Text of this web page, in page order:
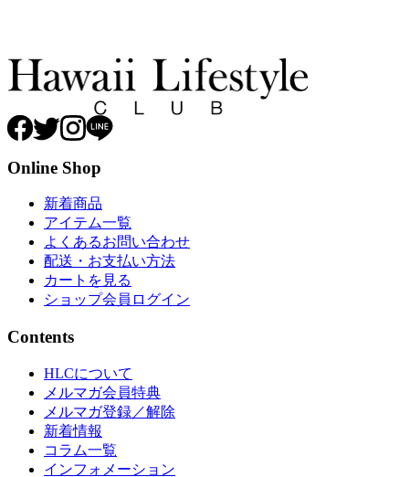
Online Shop
新着商品
アイテム一覧
よくあるお問い合わせ
配送・お支払い方法
カートを見る
ショップ会員ログイン
Contents
HLCについて
メルマガ会員特典
メルマガ登録／解除
新着情報
コラム一覧
インフォメーション